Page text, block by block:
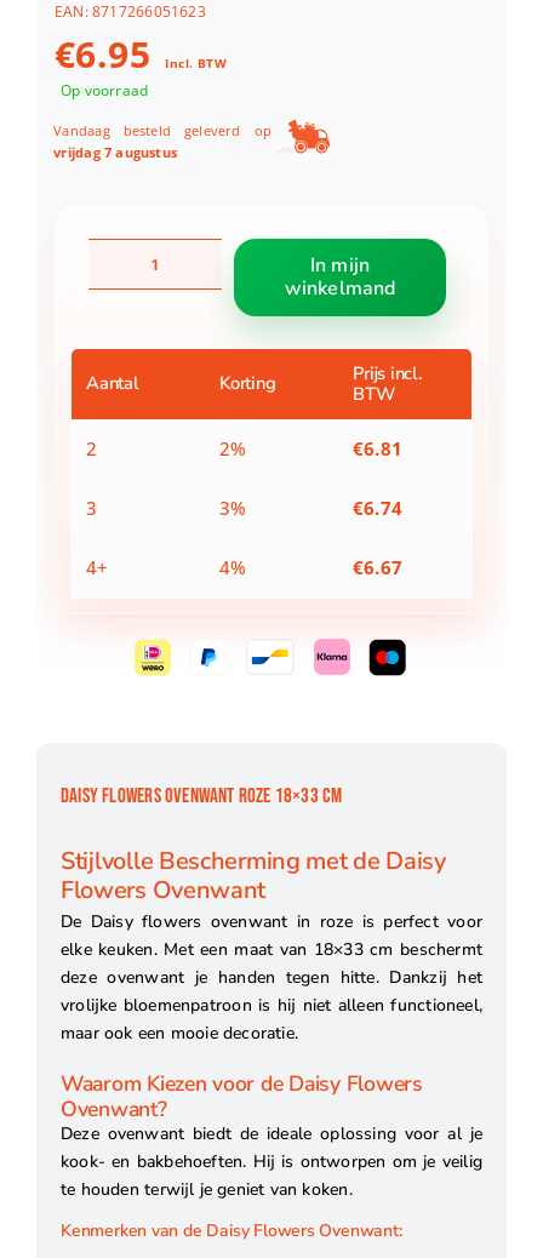
EAN:8717266051623
€6.95 Incl. BTW
Op voorraad
Vandaag besteld geleverd op
vrijdag 7 augustus
flowers
18x33
In mijn
winkelmand
Aantal Korting
Prijs incl.
BTW
2 2% €6.81
3 3% €6.74
4+ 4% €6.67
DAISY FLOWERS OVENWANT ROZE 18×33 CM
Stijlvolle Bescherming met de Daisy
Flowers Ovenwant
De Daisy flowers ovenwant in roze is perfect voor
elke keuken. Met een maat van 18×33 cm beschermt
deze ovenwant je handen tegen hitte. Dankzij het
vrolijke bloemenpatroon is hij niet alleen functioneel,
maar ook een mooie decoratie.
Waarom Kiezen voor de Daisy Flowers
Ovenwant?
Deze ovenwant biedt de ideale oplossing voor al je
kook- en bakbehoeften. Hij is ontworpen om je veilig
te houden terwijl je geniet van koken.
Kenmerken van de Daisy Flowers Ovenwant: